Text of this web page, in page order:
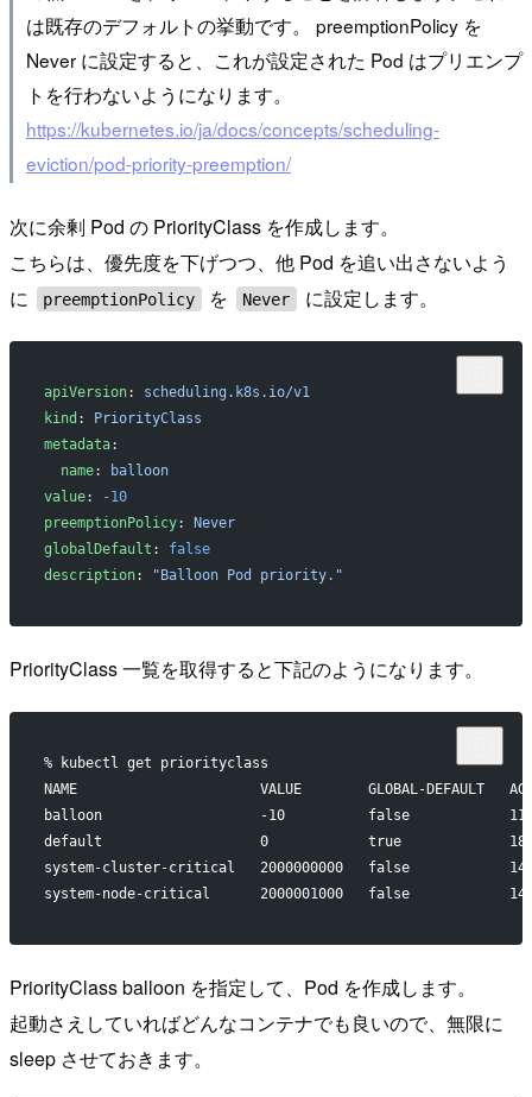
は既存のデフォルトの挙動です。 preemptionPolicy を
Never に設定すると、これが設定された Pod はプリエンプ
トを行わないようになります。
https://kubernetes.io/ja/docs/concepts/scheduling-
eviction/pod-priority-preemption/
次に余剰 Pod の PriorityClass を作成します。
こちらは、優先度を下げつつ、他 Pod を追い出さないよう
に
preemptionPolicy を Never に設定します。
apiVersion: scheduling.k8s.io/v1
kind :
PriorityClass
metadata:
  name
:
balloon
value:
-10
preemptionPolicy:
Never
globalDefault : false
description: "Balloon Pod priority."
PriorityClass 一覧を取得すると下記のようになります。
% kubectl get priorityclass
NAME                      VALUE        GLOBAL-DEFAULT
balloon                   -10          false
default                   0            true
system-cluster-critical   2000000000   false
system-node-critical      2000001000   false
PriorityClass balloon を指定して、Pod を作成します。
起動さえしていればどんなコンテナでも良いので、無限に
sleep させておきます。